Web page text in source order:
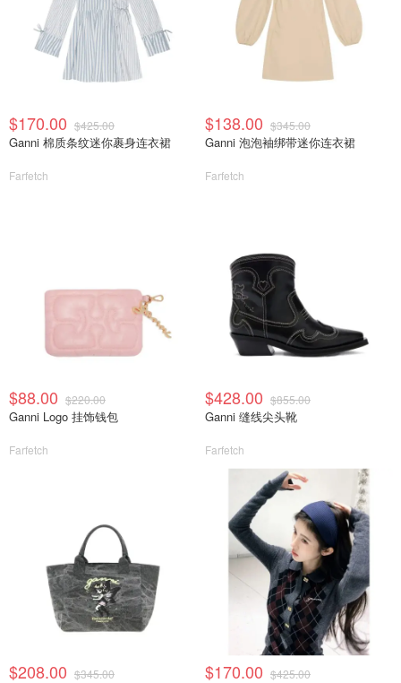
$170.00 $425.00
Ganni 棉质条纹迷你裹身连衣裙
Farfetch
$138.00 $345.00
Ganni 泡泡袖绑带迷你连衣裙
Farfetch
$88.00 $220.00
Ganni Logo 挂饰钱包
Farfetch
$428.00 $855.00
Ganni 缝线尖头靴
Farfetch
$208.00 $345.00 $170.00 $425.00